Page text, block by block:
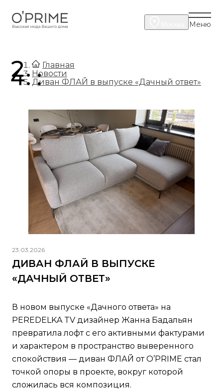
Меню
Главная
.
Новости
.
Диван ФЛАЙ в выпуске «Дачный ответ»
23.03.2026
ДИВАН ФЛАЙ В ВЫПУСКЕ
«ДАЧНЫЙ ОТВЕТ»
В новом выпуске «Дачного ответа» на
PEREDELKA TV дизайнер Жанна Бадальян
превратила лофт с его активными фактурами
и характером в пространство выверенного
спокойствия — диван ФЛАЙ от O’PRIME стал
точкой опоры в проекте, вокруг которой
сложилась вся композиция.